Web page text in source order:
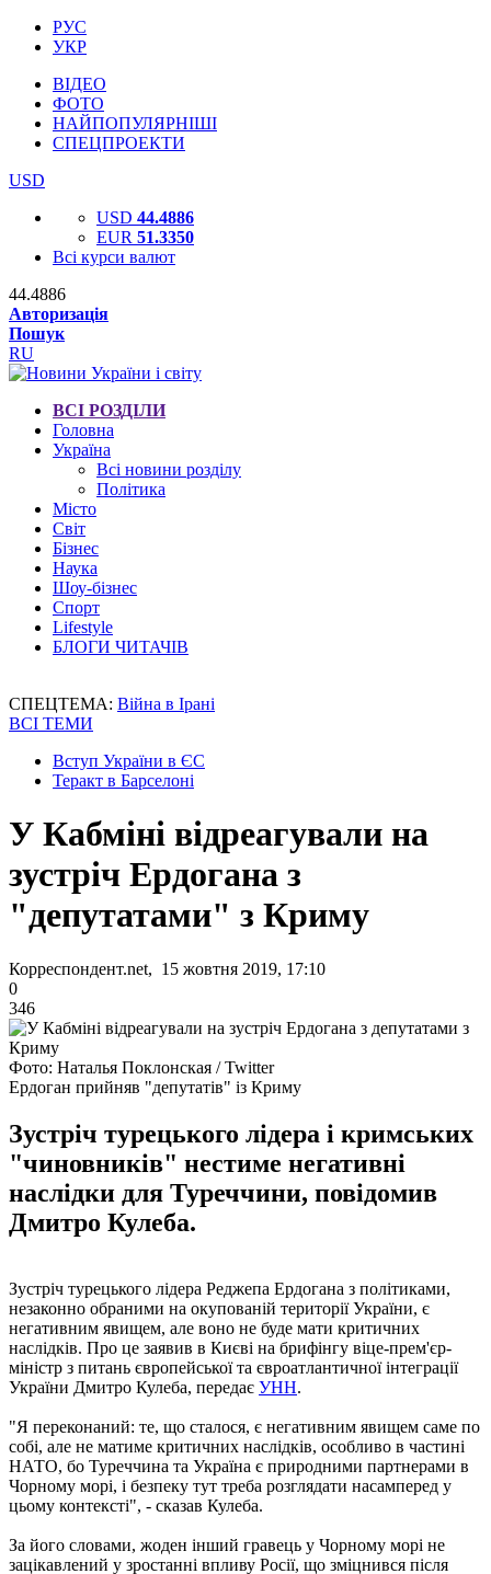
РУС
УКР
ВІДЕО
ФОТО
НАЙПОПУЛЯРНІШІ
СПЕЦПРОЕКТИ
USD
USD 44.4886
EUR 51.3350
Всі курси валют
44.4886
Авторизація
Пошук
RU
ВСІ РОЗДІЛИ
Головна
Україна
Всі новини розділу
Політика
Місто
Світ
Бізнес
Наука
Шоу-бізнес
Спорт
Lifestyle
БЛОГИ ЧИТАЧІВ
СПЕЦТЕМА: Війна в Ірані
ВСІ ТЕМИ
Вступ України в ЄС
Теракт в Барселоні
У Кабміні відреагували на
зустріч Ердогана з
"депутатами" з Криму
Корреспондент.net, 15 жовтня 2019, 17:10
0
346
Фото: Наталья Поклонская / Twitter
Ердоган прийняв "депутатів" із Криму
Зустріч турецького лідера і кримських
"чиновників" нестиме негативні
наслідки для Туреччини, повідомив
Дмитро Кулеба.
Зустріч турецького лідера Реджепа Ердогана з політиками,
незаконно обраними на окупованій території України, є
негативним явищем, але воно не буде мати критичних
наслідків. Про це заявив в Києві на брифінгу віце-прем'єр-
міністр з питань європейської та євроатлантичної інтеграції
України Дмитро Кулеба, передає УНН.
"Я переконаний: те, що сталося, є негативним явищем саме по
собі, але не матиме критичних наслідків, особливо в частині
НАТО, бо Туреччина та Україна є природними партнерами в
Чорному морі, і безпеку тут треба розглядати насамперед у
цьому контексті", - сказав Кулеба.
За його словами, жоден інший гравець у Чорному морі не
зацікавлений у зростанні впливу Росії, що зміцнився після